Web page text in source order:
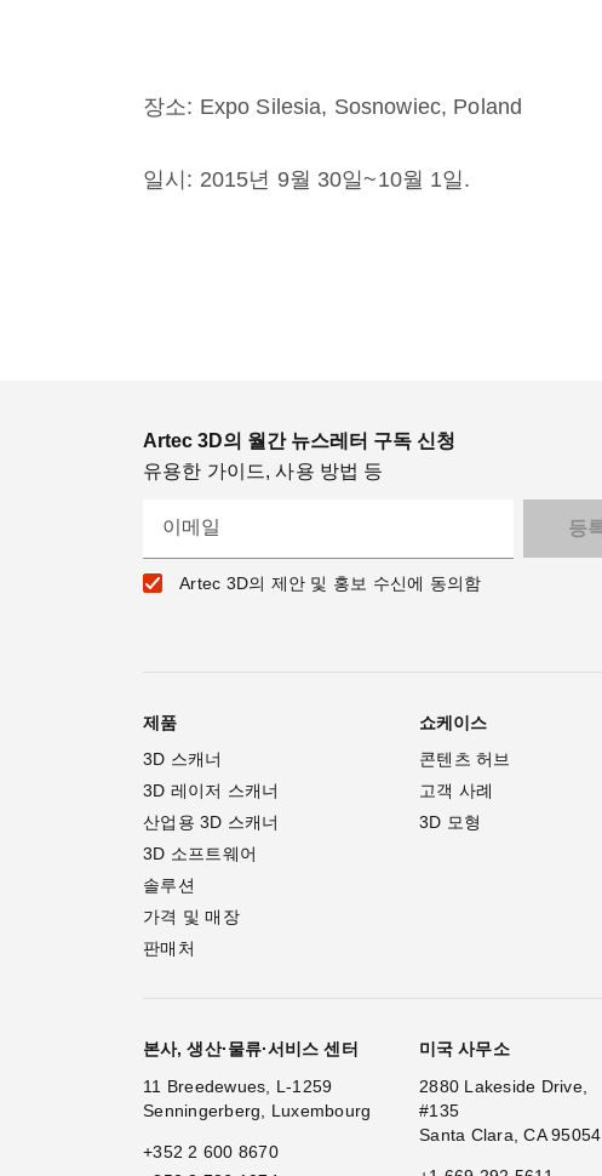
장소: Expo Silesia, Sosnowiec, Poland
일시: 2015년 9월 30일~10월 1일.
Artec 3D의 월간 뉴스레터 구독 신청
유용한 가이드, 사용 방법 등
이메일
Artec 3D의 제안 및 홍보 수신에 동의함
제품
3D 스캐너
3D 레이저 스캐너
산업용 3D 스캐너
3D 소프트웨어
솔루션
가격 및 매장
판매처
쇼케이스
콘텐츠 허브
고객 사례
3D 모형
본사, 생산·물류·서비스 센터
11 Breedewues, L-1259
Senningerberg, Luxembourg
+352 2 600 8670
미국 사무소
2880 Lakeside Drive,
#135
Santa Clara, CA 95054